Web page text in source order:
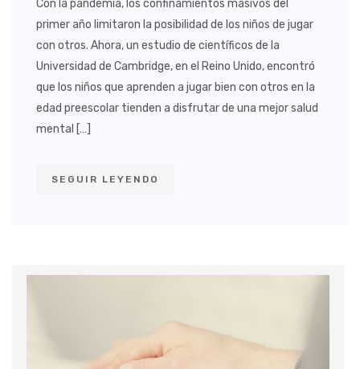
Con la pandemia, los confinamientos masivos del
primer año limitaron la posibilidad de los niños de jugar
con otros. Ahora, un estudio de científicos de la
Universidad de Cambridge, en el Reino Unido, encontró
que los niños que aprenden a jugar bien con otros en la
edad preescolar tienden a disfrutar de una mejor salud
mental […]
SEGUIR LEYENDO